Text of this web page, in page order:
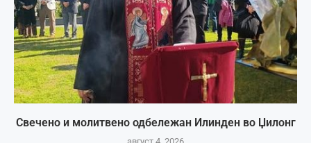
Свечено и молитвено одбележан Илинден во Џилонг